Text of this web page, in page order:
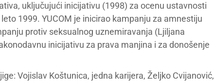
uključujući inicijativu (1998) za ocenu ustavnosti
1999. YUCOM je inicirao kampanju za amnestiju
protiv seksualnog uznemiravanja (Ljiljana
inicijativu za prava manjina i za donošenje
Vojislav Koštunica, jedna karijera, Željko Cvijanović,